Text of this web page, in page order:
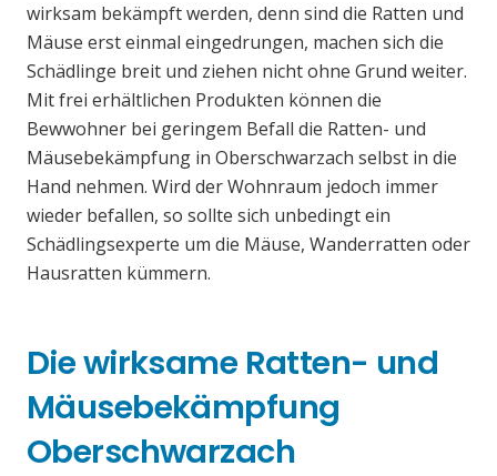
wirksam bekämpft werden, denn sind die Ratten und
Mäuse erst einmal eingedrungen, machen sich die
Schädlinge breit und ziehen nicht ohne Grund weiter.
Mit frei erhältlichen Produkten können die
Bewwohner bei geringem Befall die Ratten- und
Mäusebekämpfung in Oberschwarzach selbst in die
Hand nehmen. Wird der Wohnraum jedoch immer
wieder befallen, so sollte sich unbedingt ein
Schädlingsexperte um die Mäuse, Wanderratten oder
Hausratten kümmern.
Die wirksame Ratten- und
Mäusebekämpfung
Oberschwarzach